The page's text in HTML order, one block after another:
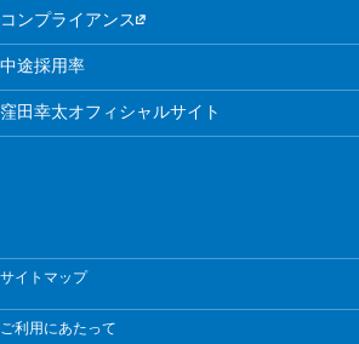
コンプライアンス
中途採用率
窪田幸太オフィシャルサイト
サイトマップ
ご利用にあたって